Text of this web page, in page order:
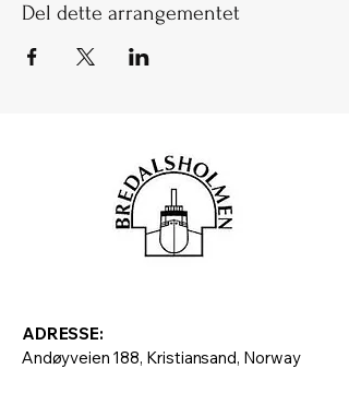
Del dette arrangementet
ADRESSE:
Andøyveien 188, Kristiansand, Norway